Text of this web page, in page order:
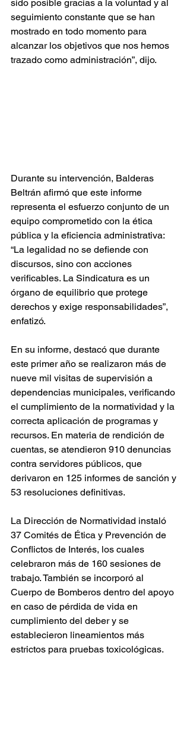
sido posible gracias a la voluntad y al
seguimiento constante que se han
mostrado en todo momento para
alcanzar los objetivos que nos hemos
trazado como administración”, dijo.
Durante su intervención, Balderas
Beltrán afirmó que este informe
representa el esfuerzo conjunto de un
equipo comprometido con la ética
pública y la eficiencia administrativa:
“La legalidad no se defiende con
discursos, sino con acciones
verificables. La Sindicatura es un
órgano de equilibrio que protege
derechos y exige responsabilidades”,
enfatizó.
En su informe, destacó que durante
este primer año se realizaron más de
nueve mil visitas de supervisión a
dependencias municipales, verificando
el cumplimiento de la normatividad y la
correcta aplicación de programas y
recursos. En materia de rendición de
cuentas, se atendieron 910 denuncias
contra servidores públicos, que
derivaron en 125 informes de sanción y
53 resoluciones definitivas.
La Dirección de Normatividad instaló
37 Comités de Ética y Prevención de
Conflictos de Interés, los cuales
celebraron más de 160 sesiones de
trabajo. También se incorporó al
Cuerpo de Bomberos dentro del apoyo
en caso de pérdida de vida en
cumplimiento del deber y se
establecieron lineamientos más
estrictos para pruebas toxicológicas.